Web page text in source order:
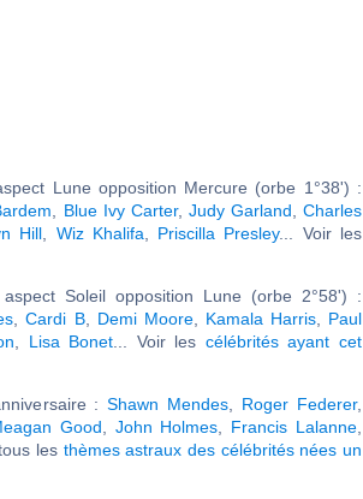
Lune opposition Mercure (orbe 1°38') :
Blue Ivy Carter, Judy Garland ,Charles
Hill Wiz Khalifa Priscilla Presley... Voir les
Soleil opposition Lune (orbe 2°58') :
,Cardi B, Demi Moore, Kamala Harris, Paul
Lisa Bonet ... Voir les célébrités ayant cet
:Shawn Mendes Roger Federer,
Good John Holmes Francis Lalanne
les thèmes astraux des célébrités nées un